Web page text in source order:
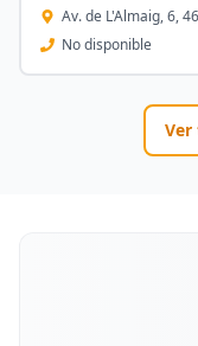
Av. de L'Almaig, 6,
No disponible
Ver